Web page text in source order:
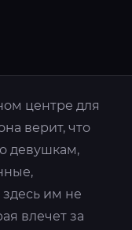
центре для
верит, что
девушкам,
им не
влечет за